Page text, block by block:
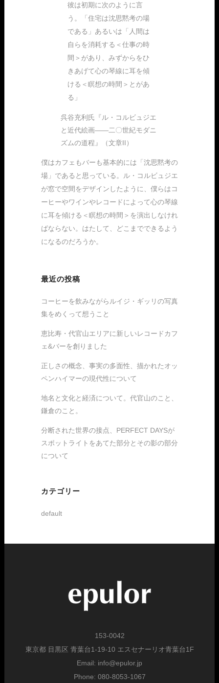
彼は初期に次のように言
う。「住宅は沈思黙考の場
である」あるいは「人間は
自らを消耗する＜仕事の時
間＞があり、みずからをひ
きあげて心の琴線に耳を傾
ける＜瞑想の時間＞とがあ
る」
呉谷充利氏『ル・コルビュジエ
と近代絵画――二〇世紀モダニ
ズムの道程』（文章II）
僕はカフェもバーも基本的には「沈思黙考の
場」であると思っている。ル・コルビュジエ
が窓で空間をデザインしたように、僕らはコ
ーヒーやワインやレコードによって心の琴線
に耳を傾ける＜瞑想の時間＞を演出しなけれ
ばならない。はたして、どこまでできるよう
になるのだろうか。
最近の投稿
コーヒーを飲みながらルイジ・ギッリの写真
集をめくって想うこと
恵比寿・代官山エリアに新しいレコードカフ
ェ&バーを創りました
正しさの概念、事実の多面性、描かれたオッ
ペンハイマーの現代性について
地名と文化と経済について。代官山のこと、
鎌倉のこと。
分断された世界の接点、PERFECT DAYSが
スポットライトをあてた部分とその影の部分
について
カテゴリー
default
153-0042
東京都 目黒区 青葉台1-19-10 エスセナーリオ青葉台1F
Email: info@epulor.jp
Phone: 080-8053-1067